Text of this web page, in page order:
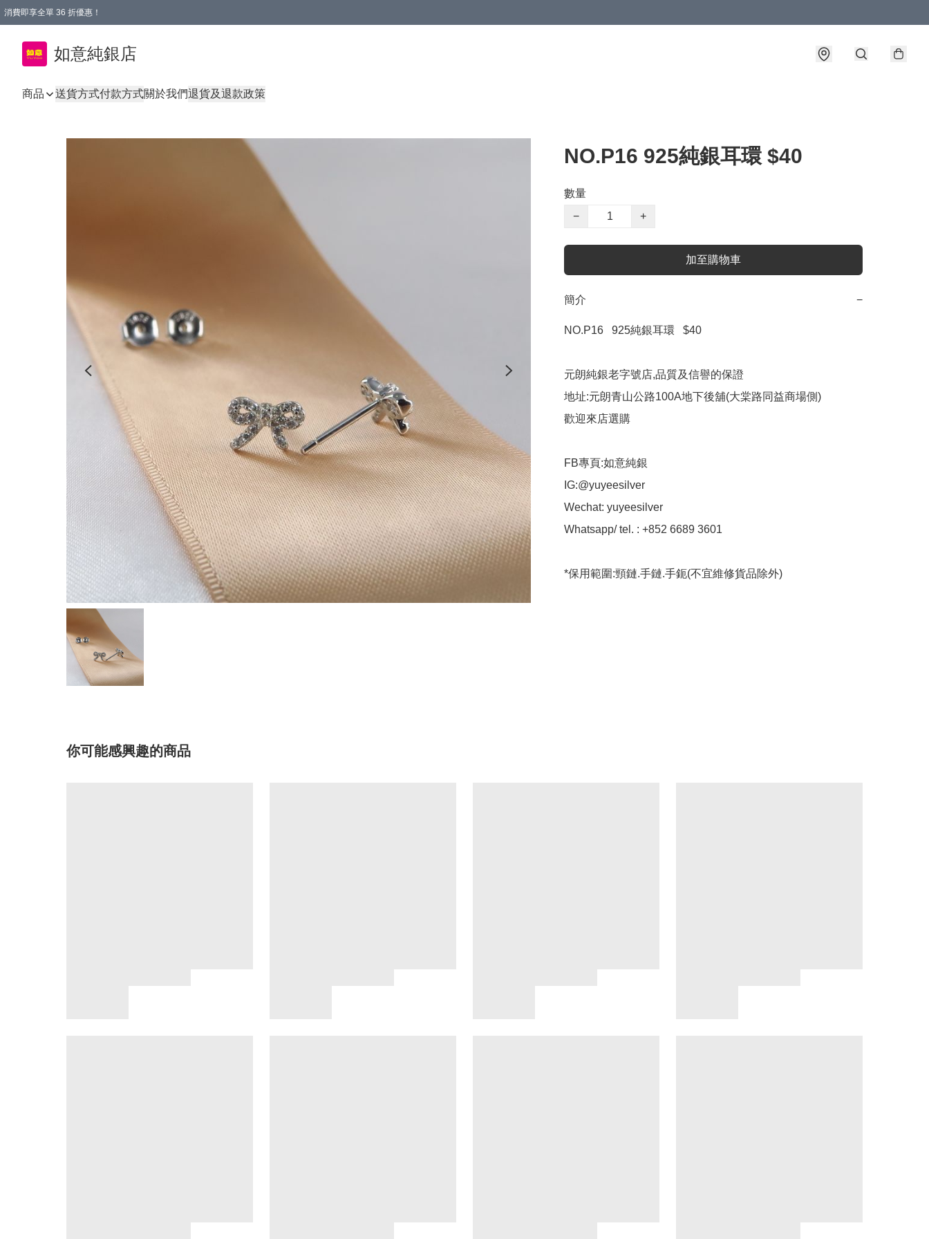
消費即享全單 36 折優惠！
如意純銀店
商品 送貨方式付款方式關於我們退貨及退款政策
NO.P16 925純銀耳環 $40
數量
−
+
加至購物車
簡介 −
NO.P16   925純銀耳環   $40
元朗純銀老字號店,品質及信譽的保證
地址:元朗青山公路100A地下後舖(大棠路同益商場側)
歡迎來店選購
FB專頁:如意純銀
IG:@yuyeesilver
Wechat: yuyeesilver
Whatsapp/ tel. : +852 6689 3601
*保用範圍:頸鏈.手鏈.手鈪(不宜維修貨品除外)
你可能感興趣的商品